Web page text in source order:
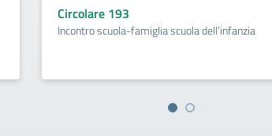
Circolare 193
Incontro scuola-famiglia scuola dell’infanzia